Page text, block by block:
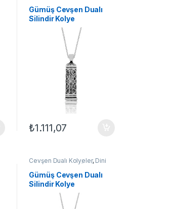
Kadın Kolyeleri,Kolye
Gümüş Cevşen Dualı
Silindir Kolye
₺1.111,07
Cevşen Dualı Kolyeler, Dini
Motifli Kolyeler
GÜMÜŞ TAKI
Kadın Kolyeleri,Kolye
Gümüş Cevşen Dualı
Silindir Kolye